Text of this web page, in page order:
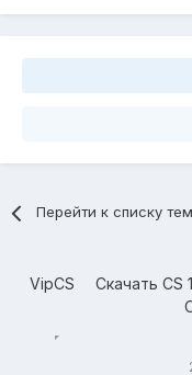
Перейти к списку тем
VipCS Скачать CS